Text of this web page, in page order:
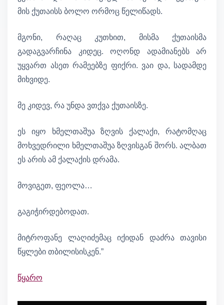
მის ქუთაისს ბოლო ორმოც წელიწადს.
მგონი, რაღაც კუთხით, მისმა ქუთაისმა
გადაგვარჩინა კიდეც. ოღონდ ადამიანებს არ
უყვართ ასეთ რამეებზე ფიქრი. ვაი და, სადამდე
მიხვიდე.
მე კიდევ, რა უნდა ვთქვა ქუთაისზე.
ეს იყო ხმელთაშუა ზღვის ქალაქი, რატომღაც
მოხვედრილი ხმელთაშუა ზღვისგან შორს. ალბათ
ეს არის ამ ქალაქის დრამა.
მოვიგეთ, ფეოლა…
გაგიჭირდებოდათ.
მიტროფანე ლაღიძემაც იქიდან დაძრა თავისი
წყლები თბილისისკენ.”
წყარო